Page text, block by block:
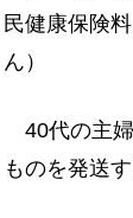
民健康保険
ん）
40代の主婦
ものを発送